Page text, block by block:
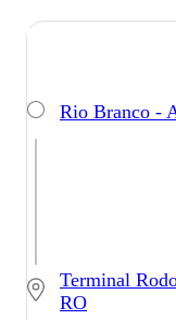
Rio Branco -
Terminal
RO